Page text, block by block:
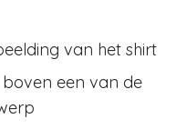
van het shirt
een van de